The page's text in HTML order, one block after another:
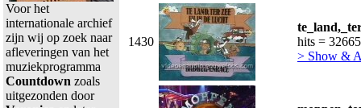
Voor het
internationale archief
zijn wij op zoek naar
afleveringen van het
muziekprogramma
Countdown zoals
uitgezonden door
1430
hits = 32665
> Show &